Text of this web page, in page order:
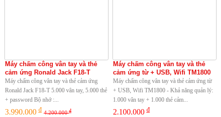
Máy chấm công vân tay và thẻ
cảm ứng Ronald Jack F18-T
Máy chấm công vân tay và thẻ cảm ứng
Ronald Jack F18-T 5.000 vân tay, 5.000 thẻ
+ password Bộ nhớ :...
3.990.000đ 4.200.000đ
Máy chấm công vân tay và thẻ
cảm ứng từ + USB, Wifi TM1800
Máy chấm công vân tay và thẻ cảm ứng từ
+ USB, Wifi TM1800 - Khả năng quản lý:
1.000 vân tay + 1.000 thẻ cảm...
2.100.000đ